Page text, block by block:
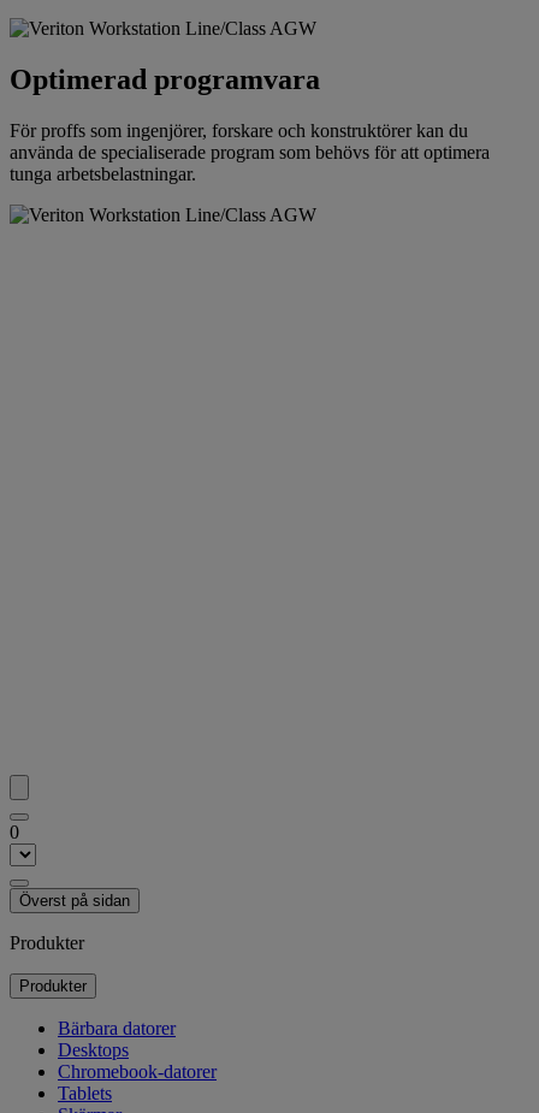
Optimerad programvara
För proffs som ingenjörer, forskare och konstruktörer kan du
använda de specialiserade program som behövs för att optimera
tunga arbetsbelastningar.
0
Överst på sidan
Produkter
Produkter
Bärbara datorer
Desktops
Chromebook-datorer
Tablets